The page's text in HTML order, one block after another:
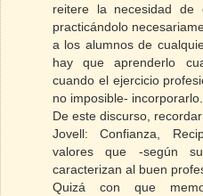
reitere la necesidad de
practicándolo
a los alumnos de
hay que aprenderlo
cuando el ejercicio
no imposible- incorporarlo.
De este discurso,
Jovell: Confianza,
valores que -según
caracterizan al buen
Quizá con que